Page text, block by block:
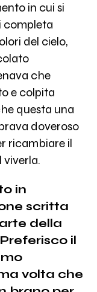
in cui si
completa
del cielo,
che
e colpita
questa una
doveroso
ricambiare il
viverla.
in
scritta
della
il
volta che